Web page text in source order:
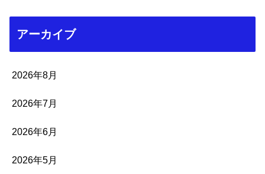
アーカイブ
2026年8月
2026年7月
2026年6月
2026年5月